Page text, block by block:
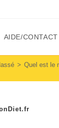
AIDE/CONTACT
> Quel est le